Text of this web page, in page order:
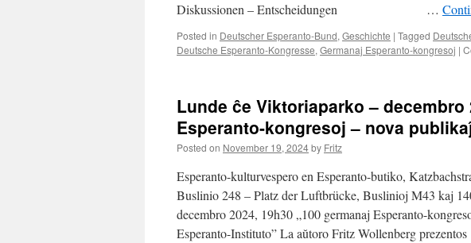
Diskussionen – Entscheidungen …
Posted in Deutscher Esperanto-Bund, Geschichte | Tagged
Deutsche Esperanto-Kongresse, Germanaj Esperanto-kongresoj |
Lunde ĉe Viktoriaparko – decembro
Esperanto-kongresoj – nova
Posted on November 19, 2024by Fritz
Esperanto-kulturvespero en Esperanto-butiko,
Buslinio 248 – Platz der Luftbrücke, Buslinioj M43 kaj
decembro 2024, 19h30 „100 germanaj Esperanto-
Esperanto-Instituto” La aŭtoro Fritz Wollenberg